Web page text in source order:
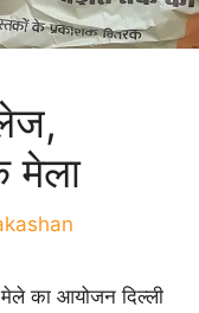
मेला
का आयोजन दिल्ली